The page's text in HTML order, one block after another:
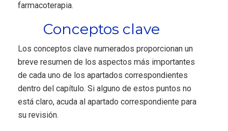
farmacoterapia.
Conceptos clave
Los conceptos clave numerados proporcionan un
breve resumen de los aspectos más importantes
de cada uno de los apartados correspondientes
dentro del capítulo. Si alguno de estos puntos no
está claro, acuda al apartado correspondiente para
su revisión.